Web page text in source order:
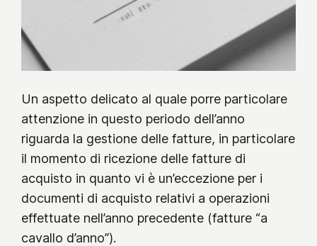
Un aspetto delicato al quale porre particolare
attenzione in questo periodo dell’anno
riguarda la gestione delle fatture, in particolare
il momento di ricezione delle fatture di
acquisto in quanto vi è un’eccezione per i
documenti di acquisto relativi a operazioni
effettuate nell’anno precedente (fatture “a
cavallo d’anno”).